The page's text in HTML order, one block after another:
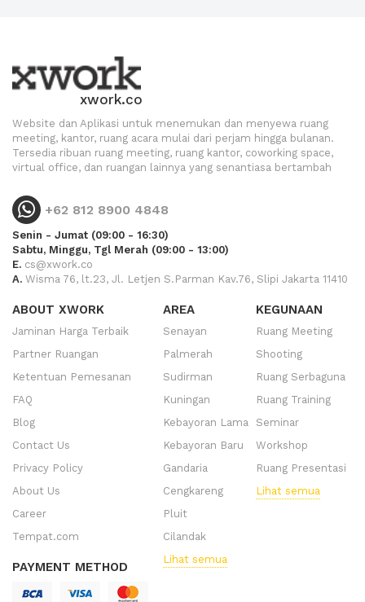
xwork.co
Website dan Aplikasi untuk menemukan dan menyewa ruang
meeting, kantor, ruang acara mulai dari perjam hingga bulanan.
Tersedia ribuan ruang meeting, ruang kantor, coworking space,
virtual office, dan ruangan lainnya yang senantiasa bertambah
+62 812 8900 4848
Senin - Jumat (09:00 - 16:30)
Sabtu, Minggu, Tgl Merah (09:00 - 13:00)
E. cs@xwork.co
A. Wisma 76, lt.23, Jl. Letjen S.Parman Kav.76, Slipi Jakarta 11410
ABOUT XWORK
Jaminan Harga Terbaik
Partner Ruangan
Ketentuan Pemesanan
FAQ
Blog
Contact Us
Privacy Policy
About Us
Career
Tempat.com
PAYMENT METHOD
AREA
Senayan
Palmerah
Sudirman
Kuningan
Kebayoran Lama
Kebayoran Baru
Gandaria
Cengkareng
Pluit
Cilandak
Lihat semua
KEGUNAAN
Ruang Meeting
Shooting
Ruang Serbaguna
Ruang Training
Seminar
Workshop
Ruang Presentasi
Lihat semua